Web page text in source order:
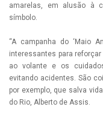
amarelas, em alusão à
símbolo.
“A campanha do ‘Maio
interessantes para
ao volante e os
evitando acidentes. São
por exemplo, que salva
do Rio, Alberto de Assis.